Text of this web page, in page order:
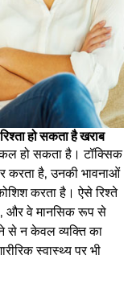
हो सकता है खराब
हो सकता है। टॉक्सिक
करता है, उनकी भावनाओं
करता है। ऐसे रिश्ते
और वे मानसिक रूप से
से न केवल व्यक्ति का
स्वास्थ्य पर भी